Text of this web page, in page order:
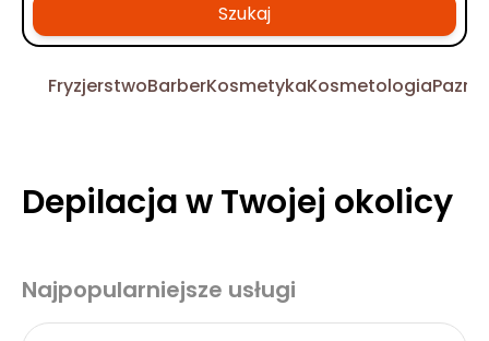
Szukaj
FryzjerstwoBarberKosmetykaKosmetologia
Depilacja w Twojej okolicy
Najpopularniejsze usługi